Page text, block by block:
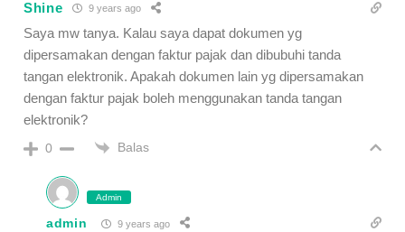
Shine 9 years ago
Saya mw tanya. Kalau saya dapat dokumen yg
dipersamakan dengan faktur pajak dan dibubuhi tanda
tangan elektronik. Apakah dokumen lain yg dipersamakan
dengan faktur pajak boleh menggunakan tanda tangan
elektronik?
0 Balas
Admin
admin 9 years ago